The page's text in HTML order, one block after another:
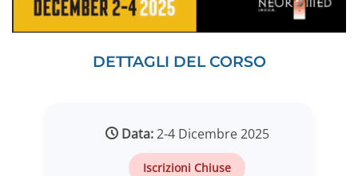
DETTAGLI DEL CORSO
Data:2-4 Dicembre 2025
Iscrizioni Chiuse